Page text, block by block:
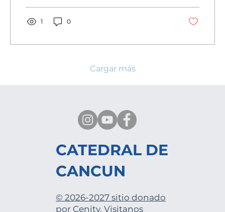
1 0
Cargar más
CATEDRAL DE
CANCUN
© 2026-2027 sitio donado
por Cenity. Visitanos